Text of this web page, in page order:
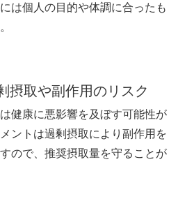
は個人の目的や体調に合ったも
摂取や副作用のリスク
健康に悪影響を及ぼす可能性が
ントは過剰摂取により副作用を
ので、推奨摂取量を守ることが